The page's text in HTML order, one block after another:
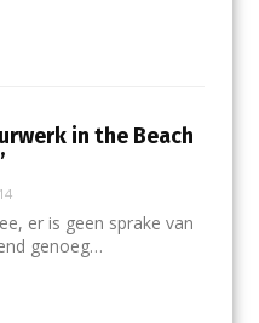
in the Beach
er is geen sprake van
genoeg…